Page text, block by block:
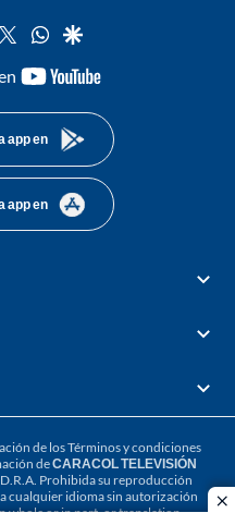
twitterwhatsapp
google
youtube-
app en
app en
de losTérminos y condiciones
deCARACOL TELEVISIÓN
Prohibida su reproducción
cualquier idioma sin autorización